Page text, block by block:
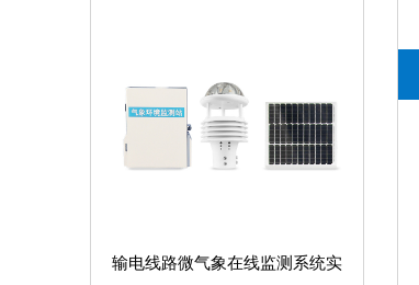
输电线路微气象在线监测系统实